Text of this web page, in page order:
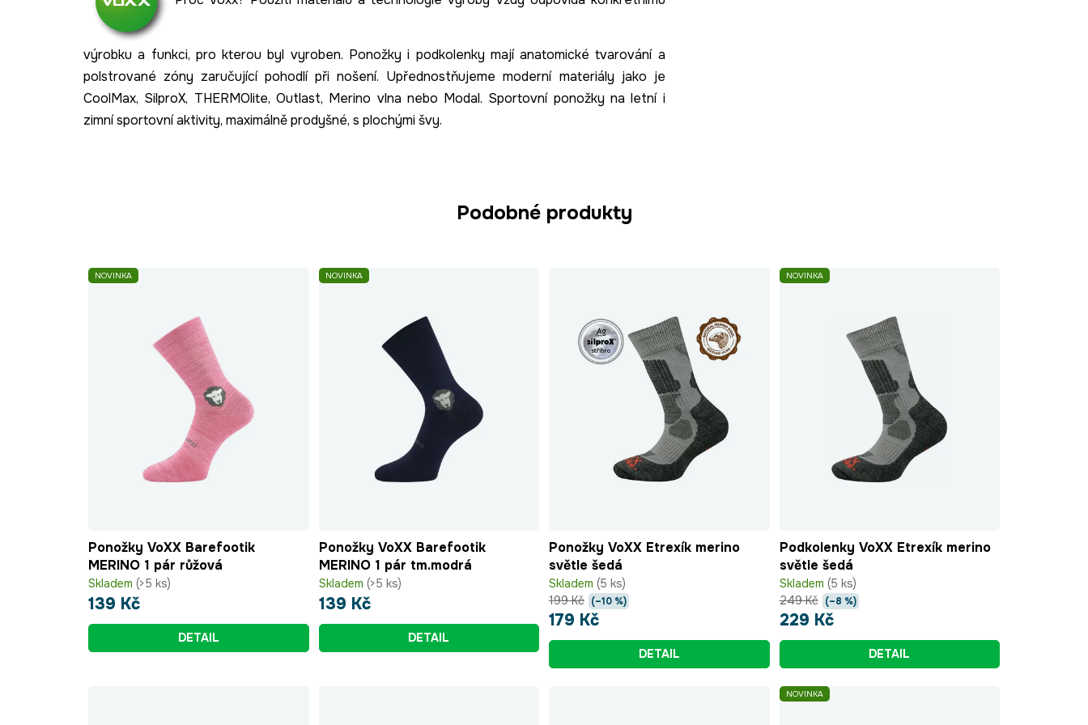
výrobku a funkci, pro kterou byl vyroben. Ponožky i podkolenky mají anatomické tvarování a
polstrované zóny zaručující pohodlí při nošení. Upřednostňujeme moderní materiály jako je
CoolMax, SilproX, THERMOlite, Outlast, Merino vlna nebo Modal. Sportovní ponožky na letní i
zimní sportovní aktivity, maximálně prodyšné, s plochými švy.
Podobné produkty
NOVINKA
Ponožky VoXX Barefootik
MERINO 1 pár růžová
Skladem (>5 ks)
139 Kč
DETAIL
NOVINKA
Ponožky VoXX Barefootik
MERINO 1 pár tm.modrá
Skladem (>5 ks)
139 Kč
DETAIL
Ponožky VoXX Etrexík merino
světle šedá
Skladem (5 ks)
179 Kč
199 Kč (–10 %)
DETAIL
NOVINKA
Podkolenky VoXX Etrexík merino
světle šedá
Skladem (5 ks)
229 Kč
249 Kč (–8 %)
DETAIL
NOVINKA